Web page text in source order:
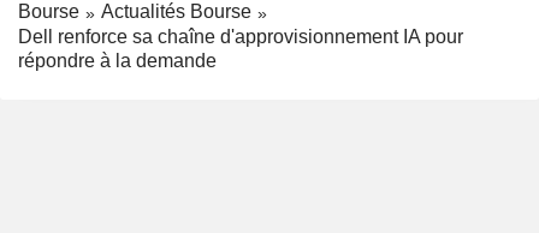
Bourse
Actualités Bourse
Dell renforce sa chaîne d'approvisionnement IA pour
répondre à la demande